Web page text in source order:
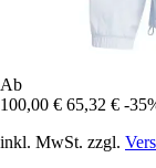
Ab
100,00 € 65,32 € -
inkl. MwSt. zzgl.